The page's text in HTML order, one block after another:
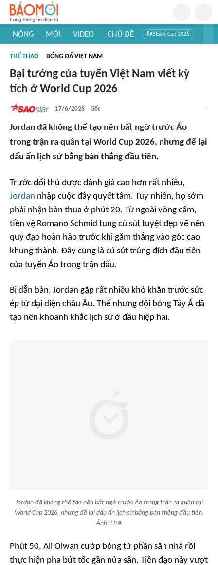
NÓNG MỚI VIDEO CHỦ ĐỀ #ASEAN Cup 2026
#Khám phá thế giới
THỂ THAO BÓNG ĐÁ VIỆT NAM
Bại tướng của tuyển Việt Nam viết kỳ
tích ở World Cup 2026
17/6/2026 Gốc
Jordan đã không thể tạo nên bất ngờ trước Áo
trong trận ra quân tại World Cup 2026, nhưng để lại
dấu ấn lịch sử bằng bàn thắng đầu tiên.
Trước đối thủ được đánh giá cao hơn rất nhiều,
Jordan nhập cuộc đầy quyết tâm. Tuy nhiên, họ sớm
phải nhận bàn thua ở phút 20. Từ ngoài vòng cấm,
tiền vệ Romano Schmid tung cú sút tuyệt đẹp vẽ nên
quỹ đạo hoàn hảo trước khi găm thẳng vào góc cao
khung thành. Đây cũng là cú sút trúng đích đầu tiên
của tuyển Áo trong trận đấu.
Bị dẫn bàn, Jordan gặp rất nhiều khó khăn trước sức
ép từ đại diện châu Âu. Thế nhưng đội bóng Tây Á đã
tạo nên khoảnh khắc lịch sử ở đầu hiệp hai.
Jordan đã không thể tạo nên bất ngờ trước Áo trong trận ra quân tại
World Cup 2026, nhưng để lại dấu ấn lịch sử bằng bàn thắng đầu tiên.
Ảnh: FIFA
Phút 50, Ali Olwan cướp bóng từ phần sân nhà rồi
thực hiện pha bứt tốc gần nửa sân. Tiền đạo này vượt